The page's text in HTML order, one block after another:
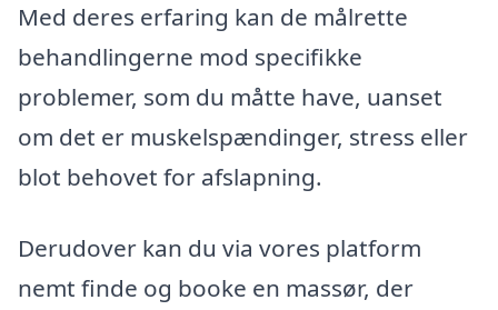
Med deres erfaring kan de målrette
behandlingerne mod specifikke
problemer, som du måtte have, uanset
om det er muskelspændinger, stress eller
blot behovet for afslapning.
Derudover kan du via vores platform
nemt finde og booke en massør, der